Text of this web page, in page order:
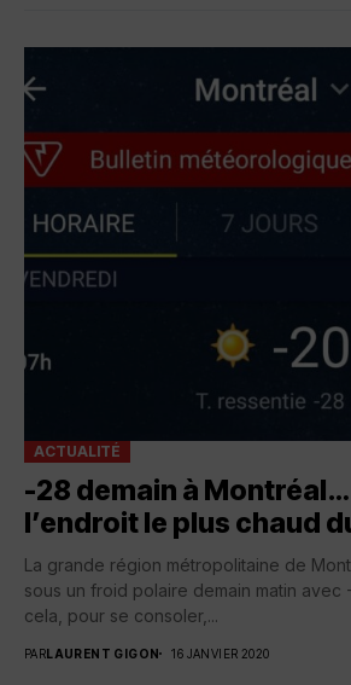
ACTUALITÉ
-28 demain à
l’endroit le plus chaud
La grande région métropolitaine de
sous un froid polaire demain matin avec
cela, pour se consoler,...
PARLAURENT GIGON 16 JANVIER 2020